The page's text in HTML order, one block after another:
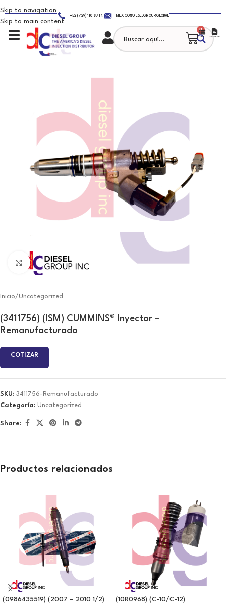
Skip to navigation
Skip to main content
+52 (729) 110 8714 MEXICO@DIESELGROUP.GLOBAL
0
Click to enlarge
Inicio/Uncategorized
(3411756) (ISM) CUMMINS® Inyector –
Remanufacturado
COTIZAR
SKU: 3411756-Remanufacturado
Categoría: Uncategorized
Share:
Productos relacionados
(0986435519) (2007 – 2010 1/2)
(10R0968) (C-10/C-12)